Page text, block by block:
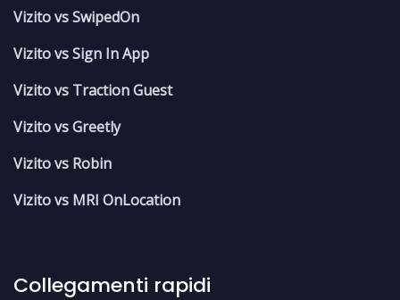
Vizito vs SwipedOn
Vizito vs Sign In App
Vizito vs Traction Guest
Vizito vs Greetly
Vizito vs Robin
Vizito vs MRI OnLocation
Collegamenti rapidi